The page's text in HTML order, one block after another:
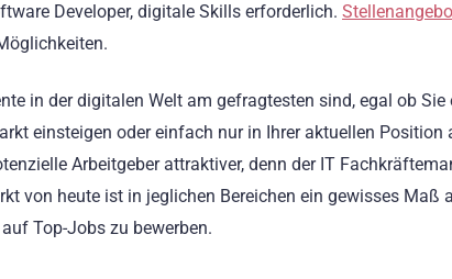
Developer, digitale Skills erforderlich.
in der digitalen Welt am gefragtesten sind, egal ob Sie
einsteigen oder einfach nur in Ihrer aktuellen
Arbeitgeber attraktiver, denn der IT
von heute ist in jeglichen Bereichen ein gewisses Maß
Top-Jobs zu bewerben.